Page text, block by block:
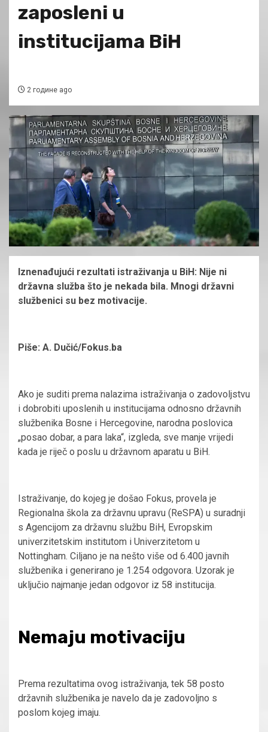
zaposleni u
institucijama BiH
2 године ago
Iznenađujući rezultati istraživanja u BiH: Nije ni
državna služba što je nekada bila. Mnogi državni
službenici su bez motivacije.
Piše: A. Dučić/Fokus.ba
Ako je suditi prema nalazima istraživanja o zadovoljstvu
i dobrobiti uposlenih u institucijama odnosno državnih
službenika Bosne i Hercegovine, narodna poslovica
„posao dobar, a para laka“, izgleda, sve manje vrijedi
kada je riječ o poslu u državnom aparatu u BiH.
Istraživanje, do kojeg je došao Fokus, provela je
Regionalna škola za državnu upravu (ReSPA) u suradnji
s Agencijom za državnu službu BiH, Evropskim
univerzitetskim institutom i Univerzitetom u
Nottingham. Ciljano je na nešto više od 6.400 javnih
službenika i generirano je 1.254 odgovora. Uzorak je
uključio najmanje jedan odgovor iz 58 institucija.
Nemaju motivaciju
Prema rezultatima ovog istraživanja, tek 58 posto
državnih službenika je navelo da je zadovoljno s
poslom kojeg imaju.